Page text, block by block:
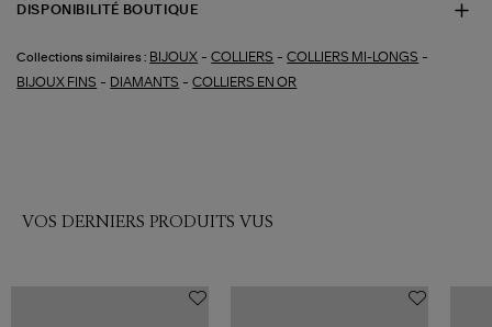
DISPONIBILITÉ BOUTIQUE
Collections similaires : BIJOUX -COLLIERS -COLLIERS MI-LONGS -
BIJOUX FINS - DIAMANTS -COLLIERS EN OR
VOS DERNIERS PRODUITS VUS